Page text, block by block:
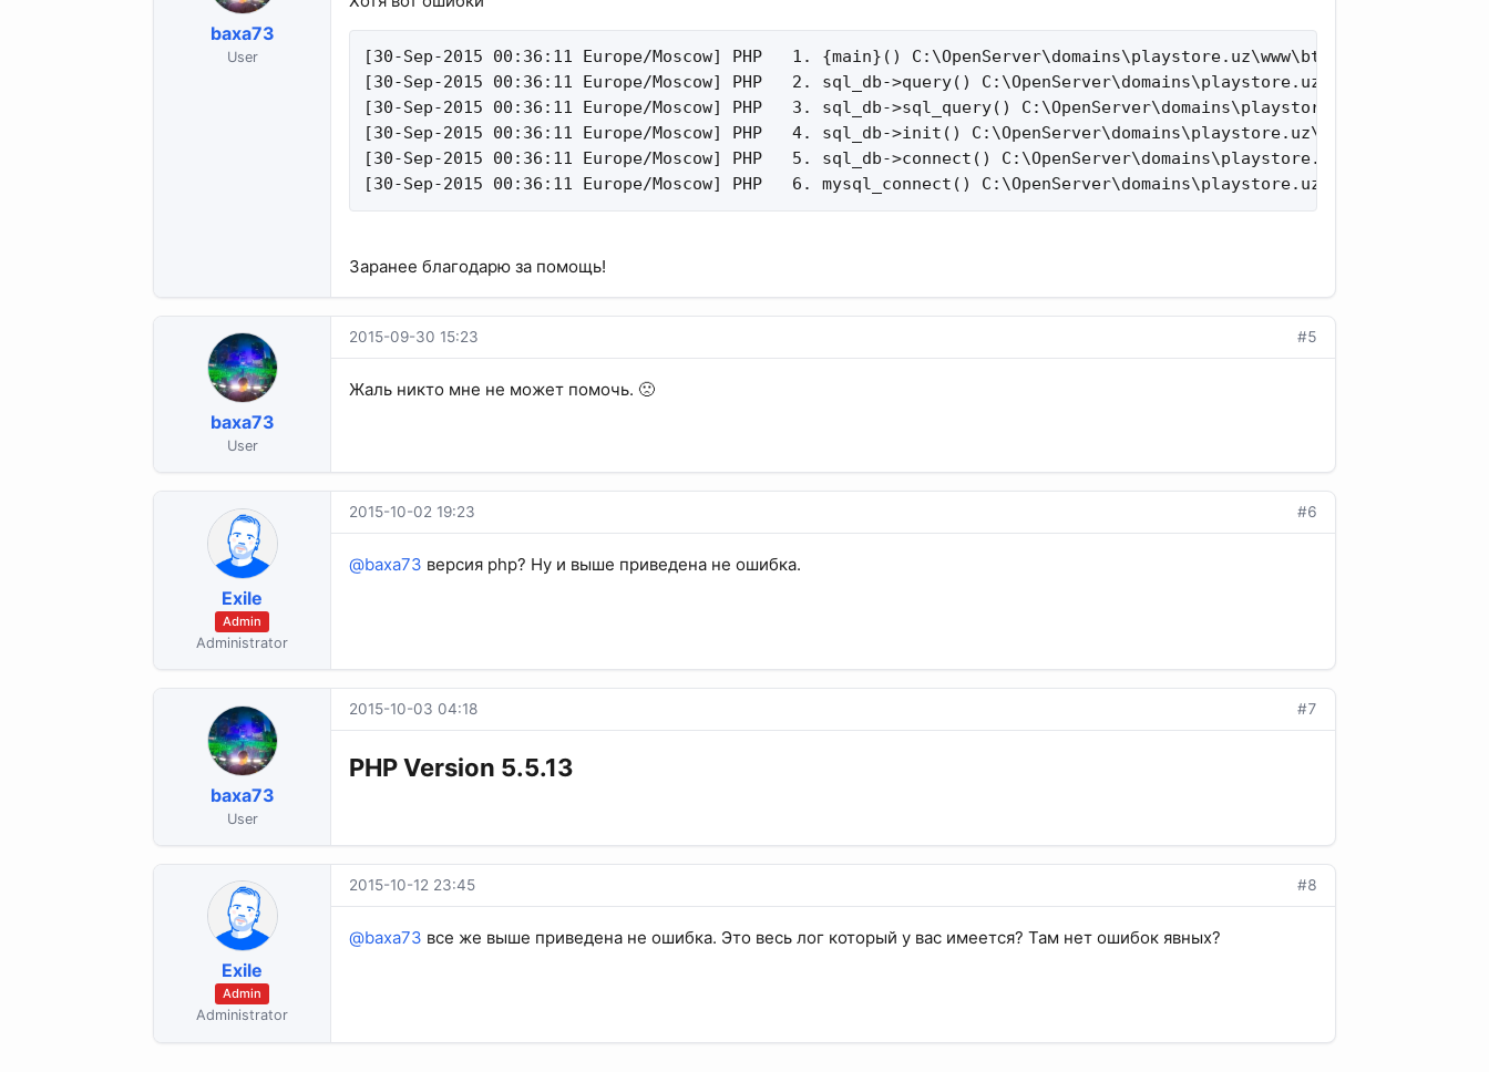
baxa73
User
[30-Sep-2015 00:36:11 Europe/Moscow] PHP   1. {main}() C:\OpenServer\domains\playstore.uz\www\bt\announce.php:0
[30-Sep-2015 00:36:11 Europe/Moscow] PHP   2. sql_db->query()
[30-Sep-2015 00:36:11 Europe/Moscow] PHP   3. sql_db->sql_query()
[30-Sep-2015 00:36:11 Europe/Moscow] PHP   4. sql_db->init()
[30-Sep-2015 00:36:11 Europe/Moscow] PHP   5. sql_db->connect()
[30-Sep-2015 00:36:11 Europe/Moscow] PHP   6. mysql_connect()
Заранее благодарю за помощь!
baxa73
User
2015-09-30 15:23 #5
Жаль никто мне не может помочь. 🙁
Exile
Admin
Administrator
2015-10-02 19:23 #6
@baxa73 версия php? Ну и выше приведена не ошибка.
baxa73
User
2015-10-03 04:18 #7
PHP Version 5.5.13
Exile
Admin
Administrator
2015-10-12 23:45 #8
@baxa73 все же выше приведена не ошибка. Это весь лог который у вас имеется? Там нет ошибок явных?